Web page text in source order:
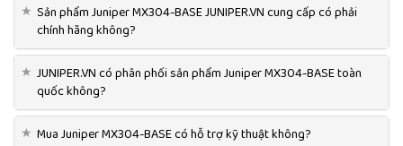
★ Sản phẩm Juniper MX304-BASE JUNIPER.VN cung cấp có phải
chính hãng không?
★ JUNIPER.VN có phân phối sản phẩm Juniper MX304-BASE toàn
quốc không?
★ Mua Juniper MX304-BASE có hỗ trợ kỹ thuật không?